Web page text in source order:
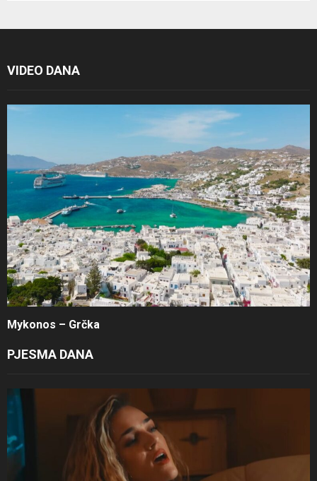
VIDEO DANA
Mykonos – Grčka
PJESMA DANA